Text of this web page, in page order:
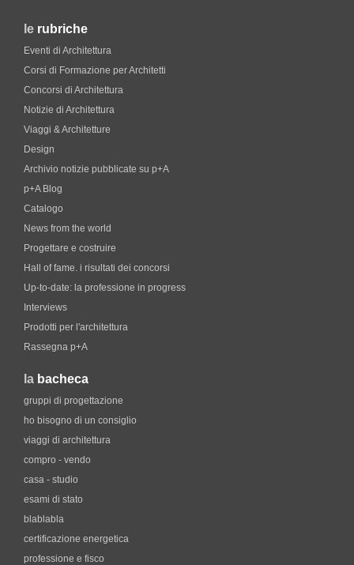
le rubriche
Eventi di Architettura
Corsi di Formazione per Architetti
Concorsi di Architettura
Notizie di Architettura
Viaggi & Architetture
Design
Archivio notizie pubblicate su p+A
p+A Blog
Catalogo
News from the world
Progettare e costruire
Hall of fame. i risultati dei concorsi
Up-to-date: la professione in progress
Interviews
Prodotti per l'architettura
Rassegna p+A
la bacheca
gruppi di progettazione
ho bisogno di un consiglio
viaggi di architettura
compro - vendo
casa - studio
esami di stato
blablabla
certificazione energetica
professione e fisco